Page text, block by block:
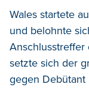
Wales startete
und belohnte
Anschlusstreffer
setzte sich der
gegen Debütant